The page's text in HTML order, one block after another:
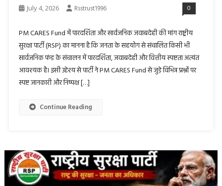
July 4, 2026 Rsstrust1996 0
PM CARES Fund में पारदर्शिता और सार्वजनिक जवाबदेही की मांग राष्ट्रीय
सुरक्षा पार्टी (RSP) का मानना है कि जनता के सहयोग से संचालित किसी भी
सार्वजनिक फंड के संचालन में पारदर्शिता, जवाबदेही और वित्तीय स्पष्टता अत्यंत
आवश्यक है। इसी उद्देश्य से पार्टी ने PM CARES Fund से जुड़े विभिन्न प्रश्नों पर
स्पष्ट जानकारी और निष्पक्ष […]
Continue Reading